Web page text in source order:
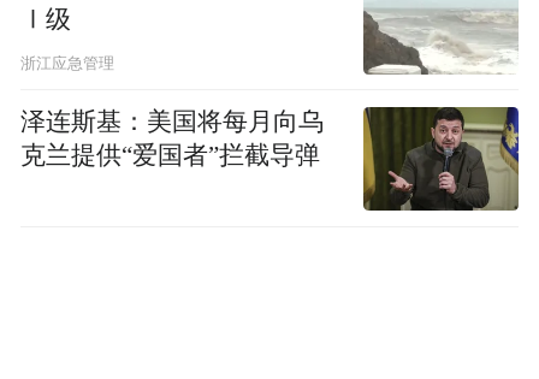
Ⅰ级
浙江应急管理
泽连斯基：美国将每月向乌
克兰提供“爱国者”拦截导弹